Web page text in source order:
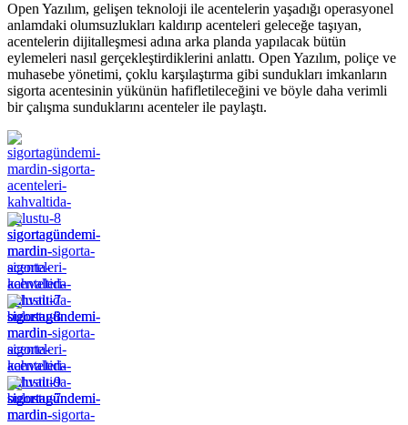
Open Yazılım, gelişen teknoloji ile acentelerin yaşadığı operasyonel
anlamdaki olumsuzlukları kaldırıp acenteleri geleceğe taşıyan,
acentelerin dijitalleşmesi adına arka planda yapılacak bütün
eylemeleri nasıl gerçekleştirdiklerini anlattı. Open Yazılım, poliçe ve
muhasebe yönetimi, çoklu karşılaştırma gibi sundukları imkanların
sigorta acentesinin yükünün hafifletileceğini ve böyle daha verimli
bir çalışma sunduklarını acenteler ile paylaştı.
sigortagündemi-
mardin-
sigorta-
acenteleri-
kahvaltida-
bulustu-8
sigortagündemi-
mardin-
sigorta-
acenteleri-
kahvaltida-
bulustu-7
sigortagündemi-
mardin-